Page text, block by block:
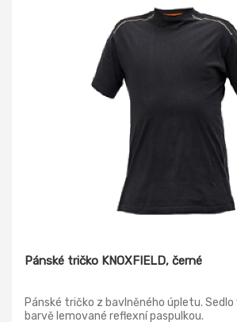
Pánské tričko KNOXFIELD, černé
Pánské tričko z bavlněného úpletu.
barvě lemované reflexní paspulkou.